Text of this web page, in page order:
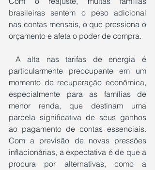
brasileiras sentem o peso adicional
nas contas mensais, o que pressiona o
orçamento e afeta o poder de compra.
particularmente preocupante em um
momento de recuperação econômica,
especialmente para as famílias de
menor renda, que destinam uma
parcela significativa de seus ganhos
ao pagamento de contas essenciais.
Com a previsão de novas pressões
inflacionárias, a expectativa é de que a
procura por alternativas, como a